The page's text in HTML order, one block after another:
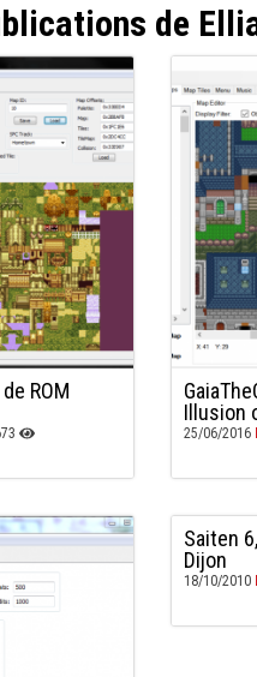
de
ROM
Illusion
25/06/2016
Saiten
Dijon
18/10/2010